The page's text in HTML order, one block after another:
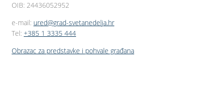
OIB: 24436052952
e-mail: ured@grad-svetanedelja.hr
Tel: +385 1 3335 444
Obrazac za predstavke i pohvale građana